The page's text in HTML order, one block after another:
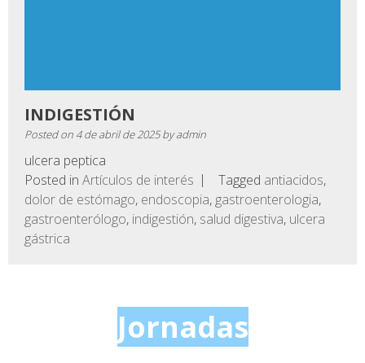
INDIGESTIÓN
Posted on 4 de abril de 2025byadmin
ulcera peptica
Posted in Artículos de interés Tagged antiacidos,
dolor de estómago, endoscopia, gastroenterologia,
gastroenterólogo, indigestión, salud digestiva, ulcera
gástrica
Jornadas